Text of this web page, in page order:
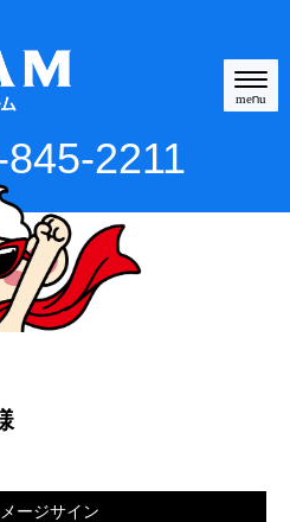
N
a
i
menu
2211
ージサイン